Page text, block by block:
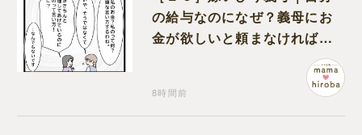
の給与なのになぜ？義母にお
金が欲しいと頼まなければな
8時間前